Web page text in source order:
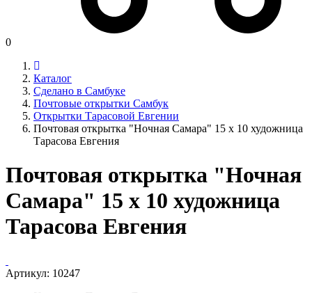
0
Каталог
Сделано в Самбуке
Почтовые открытки Самбук
Открытки Тарасовой Евгении
Почтовая открытка "Ночная Самара" 15 х 10 художница
Тарасова Евгения
Почтовая открытка "Ночная
Самара" 15 х 10 художница
Тарасова Евгения
Артикул: 10247